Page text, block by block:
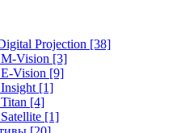
Projection [38]
Vision [3]
Vision [9]
[1]
[4]
[1]